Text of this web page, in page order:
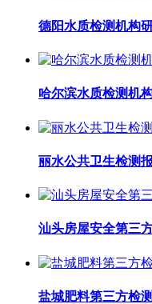
德阳水质检测机构
哈尔滨水质检测机
丽水公共卫生检测
汕头房屋安全第三
盐城肥料第三方检